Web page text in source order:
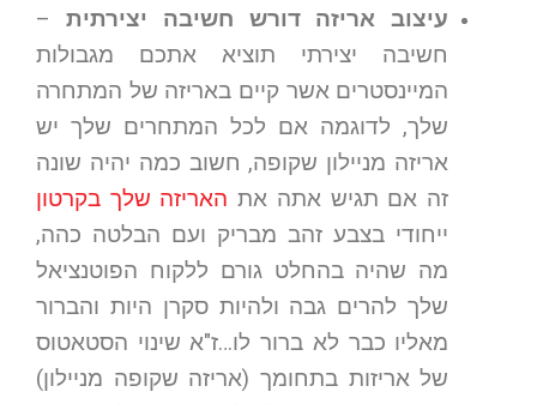
עיצוב אריזה דורש חשיבה יצירתית –
חשיבה יצירתי תוציא אתכם מגבולות
המיינסטרים אשר קיים באריזה של המתחרה
שלך, לדוגמה אם לכל המתחרים שלך יש
אריזה מניילון שקופה, חשוב כמה יהיה שונה
זה אם תגיש אתה את האריזה שלך בקרטון
ייחודי בצבע זהב מבריק ועם הבלטה כהה,
מה שהיה בהחלט גורם ללקוח הפוטנציאל
שלך להרים גבה ולהיות סקרן היות והברור
מאליו כבר לא ברור לו…ז"א שינוי הסטאטוס
של אריזות בתחומך (אריזה שקופה מניילון)